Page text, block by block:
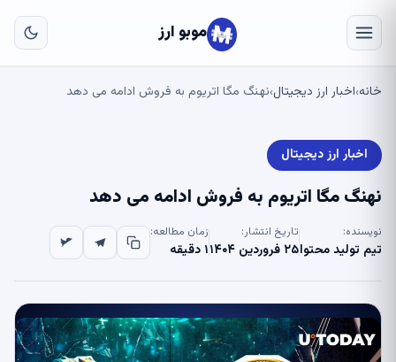
موبو ارز
خانه›اخبار ارز دیجیتال›نهنگ مگا اتریوم به فروش ادامه می دهد
اخبار ارز دیجیتال
نهنگ مگا اتریوم به فروش ادامه می دهد
نویسنده:
تیم تولید محتوا
تاریخ انتشار:
۲۵ فروردین ۱۴۰۴
زمان مطالعه:
۱ دقیقه